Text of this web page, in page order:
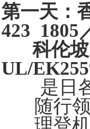
第一天：
423 1805
科伦
UL/
是日
随行